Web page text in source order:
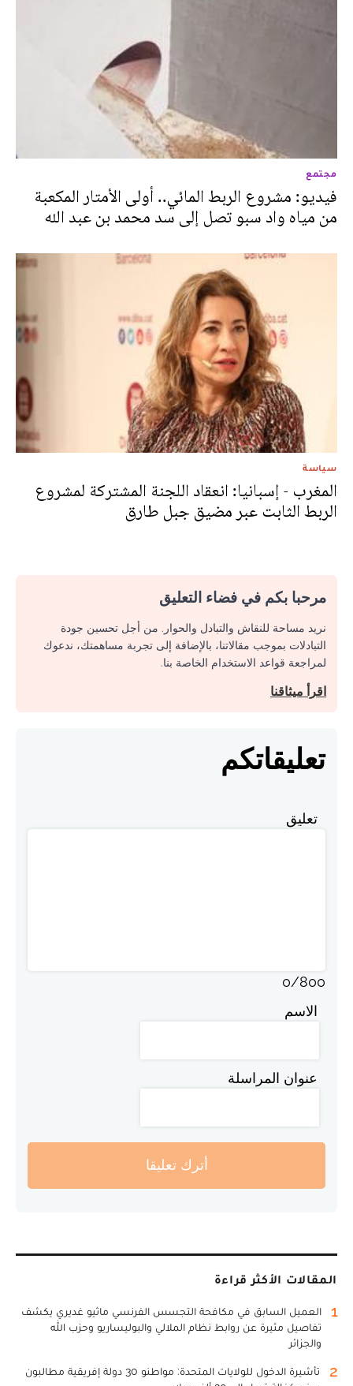
مجتمع
فيديو: مشروع الربط المائي.. أولى الأمتار المكعبة
من مياه واد سبو تصل إلى سد محمد بن عبد الله
سياسة
المغرب - إسبانيا: انعقاد اللجنة المشتركة لمشروع
الربط الثابت عبر مضيق جبل طارق
مرحبا بكم في فضاء التعليق
نريد مساحة للنقاش والتبادل والحوار. من أجل تحسين جودة
التبادلات بموجب مقالاتنا، بالإضافة إلى تجربة مساهمتك، ندعوك
لمراجعة قواعد الاستخدام الخاصة بنا.
اقرأ ميثاقنا
تعليقاتكم
تعليق
0/800
الاسم
عنوان المراسلة
أترك تعليقا
المقالات الأكثر قراءة
1
العميل السابق في مكافحة التجسس الفرنسي ماثيو غديري يكشف
تفاصيل مثيرة عن روابط نظام الملالي والبوليساريو وحزب الله
والجزائر
2
تأشيرة الدخول للولايات المتحدة: مواطنو 30 دولة إفريقية مطالبون